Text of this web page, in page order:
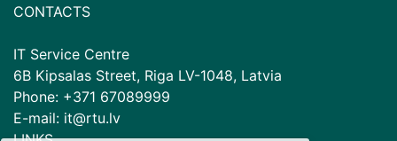
CONTACTS
IT Service Centre
6B Kipsalas Street, Riga LV-1048, Latvia
Phone: +371 67089999
E-mail: it@rtu.lv